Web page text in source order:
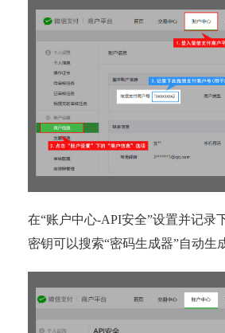
在“账户中心-API安全”设置并记录
密钥可以搜索“密码生成器”自动生